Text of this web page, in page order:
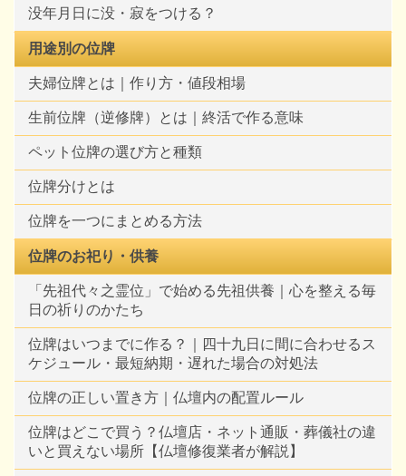
没年月日に没・寂をつける？
用途別の位牌
夫婦位牌とは｜作り方・値段相場
生前位牌（逆修牌）とは｜終活で作る意味
ペット位牌の選び方と種類
位牌分けとは
位牌を一つにまとめる方法
位牌のお祀り・供養
「先祖代々之霊位」で始める先祖供養｜心を整える毎
日の祈りのかたち
位牌はいつまでに作る？｜四十九日に間に合わせるス
ケジュール・最短納期・遅れた場合の対処法
位牌の正しい置き方｜仏壇内の配置ルール
位牌はどこで買う？仏壇店・ネット通販・葬儀社の違
いと買えない場所【仏壇修復業者が解説】